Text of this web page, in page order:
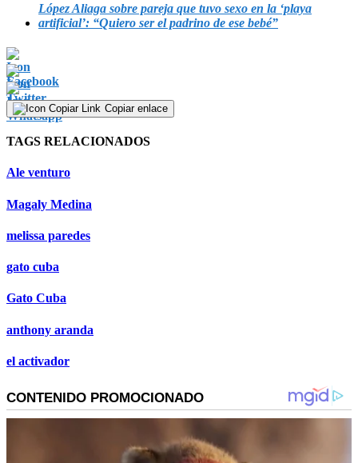
López Aliaga sobre pareja que tuvo sexo en la ‘playa
artificial’: “Quiero ser el padrino de ese bebé”
Copiar enlace
TAGS RELACIONADOS
Ale venturo
Magaly Medina
melissa paredes
gato cuba
Gato Cuba
anthony aranda
el activador